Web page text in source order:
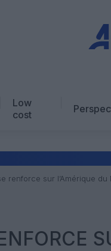
Low
cost
renforce sur l’Amérique du